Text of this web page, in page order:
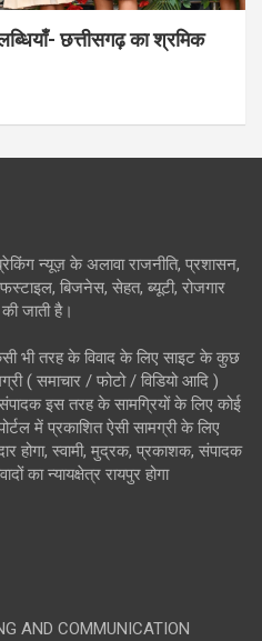
छत्तीसगढ़ का श्रमिक
न्यूज़ के अलावा राजनीति, प्रशासन,
बिजनेस, सेहत, ब्यूटी, रोजगार
जाती है।
भी तरह के विवाद के लिए साइट के कुछ
( समाचार / फोटो / विडियो आदि )
इस तरह के सामग्रियों के लिए कोई
में प्रकाशित ऐसी सामग्री के लिए
होगा, स्वामी, मुद्रक, प्रकाशक, संपादक
का न्यायक्षेत्र रायपुर होगा
AND COMMUNICATION